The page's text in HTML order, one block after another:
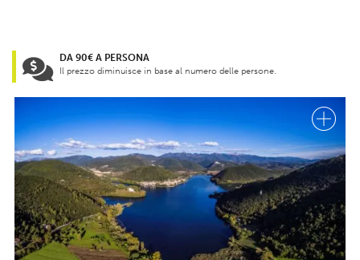
DA 90€ A PERSONA
Il prezzo diminuisce in base al numero delle persone.